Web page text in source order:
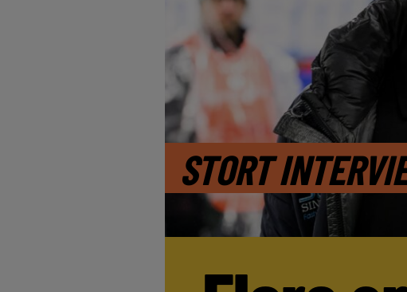
STORT